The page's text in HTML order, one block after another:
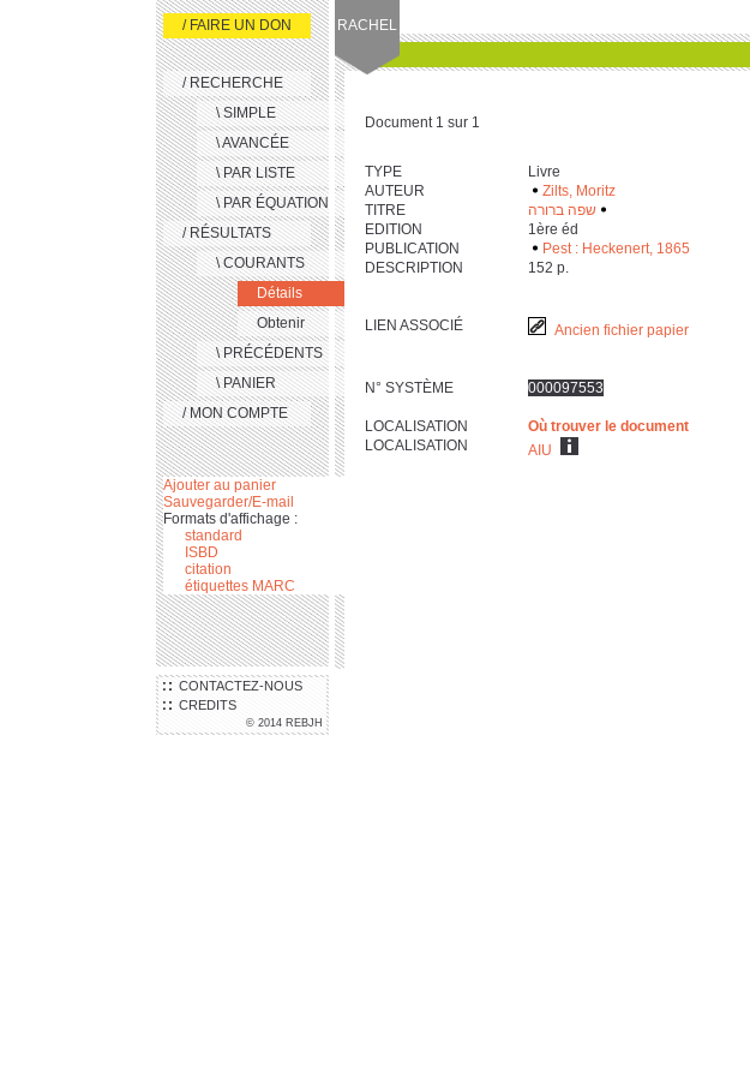
RACHEL
CONTACTEZ-NOUS
CREDITS
© 2014 REBJH
/ FAIRE UN DON
/ RECHERCHE
\ SIMPLE
\ AVANCÉE
\ PAR LISTE
\ PAR ÉQUATION
/ RÉSULTATS
\ COURANTS
Détails
Obtenir
\ PRÉCÉDENTS
\ PANIER
/ MON COMPTE
Ajouter au panier
Sauvegarder/E-mail
Formats d'affichage :
standard
ISBD
citation
étiquettes MARC
Document 1 sur 1
TYPE
Livre
AUTEUR
Zilts, Moritz
TITRE
שפה ברורה
EDITION
1ère éd
PUBLICATION
Pest : Heckenert, 1865
DESCRIPTION
‎1‎5‎2 p.
LIEN ASSOCIÉ Ancien fichier papier
N° SYSTÈME 000097553
LOCALISATION
Où trouver le document
LOCALISATION
AIU